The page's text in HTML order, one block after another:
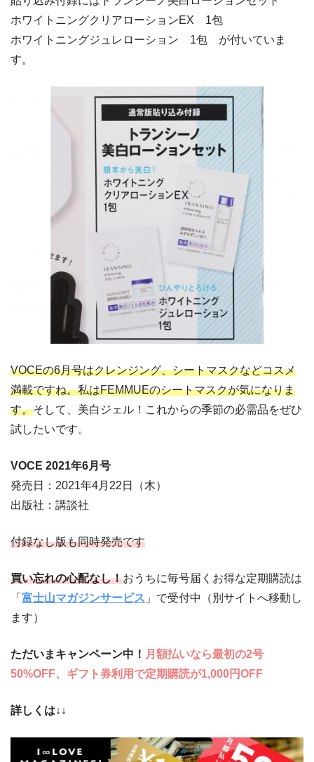
ホワイトニングクリアローションEX 1包
ホワイトニングジュレローション 1包 が付いていま
す。
VOCEの6月号はクレンジング、シートマスクなどコスメ
満載ですね。私はFEMMUEのシートマスクが気になりま
す。そして、美白ジェル！これからの季節の必需品をぜひ
試したいです。
VOCE 2021年6月号
発売日：2021年4月22日（木）
出版社：講談社
付録なし版も同時発売です
買い忘れの心配なし！おうちに毎号届くお得な定期購読は
「 富士山マガジンサービス 」で受付中（別サイトへ移動し
ます）
ただいまキャンペーン中！ 月額払いなら最初の2号
50%OFF、ギフト券利用で定期購読が1,000円OFF
詳しくは↓↓